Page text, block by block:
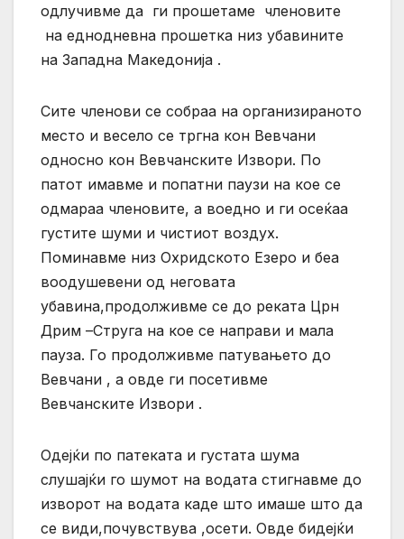
одлучивме да ги прошетаме членовите
на еднодневна прошетка низ убавините
на Западна Македонија .
Сите членови се собраа на организираното
место и весело се тргна кон Вевчани
односно кон Вевчанските Извори. По
патот имавме и попатни паузи на кое се
одмараа членовите, а воедно и ги осеќаа
густите шуми и чистиот воздух.
Поминавме низ Охридското Езеро и беа
воодушевени од неговата
убавина,продолживме се до реката Црн
Дрим –Струга на кое се направи и мала
пауза. Го продолживме патувањето до
Вевчани , а овде ги посетивме
Вевчанските Извори .
Одејќи по патеката и густата шума
слушајќи го шумот на водата стигнавме до
изворот на водата каде што имаше што да
се види,почувствува ,осети. Овде бидејќи